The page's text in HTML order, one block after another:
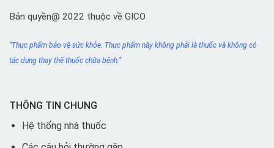
Bản quyền@ 2022 thuộc về GICO
“Thực phẩm bảo vệ sức khỏe. Thực phẩm này không phải là thuốc và không có
tác dụng thay thế thuốc chữa bệnh.”
THÔNG TIN CHUNG
Hệ thống nhà thuốc